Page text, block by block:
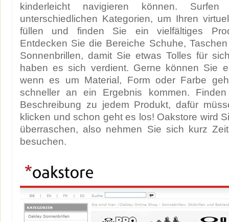
kinderleicht navigieren können.
unterschiedlichen Kategorien, um Ihren
füllen und finden Sie ein vielfältiges
Entdecken Sie die Bereiche Schuhe,
Sonnenbrillen, damit Sie etwas Tolles für
haben es sich verdient. Gerne können Sie
wenn es um Material, Form oder Farbe
schneller an ein Ergebnis kommen.
Beschreibung zu jedem Produkt, dafür
klicken und schon geht es los! Oakstore wird
überraschen, also nehmen Sie sich kurz
besuchen.